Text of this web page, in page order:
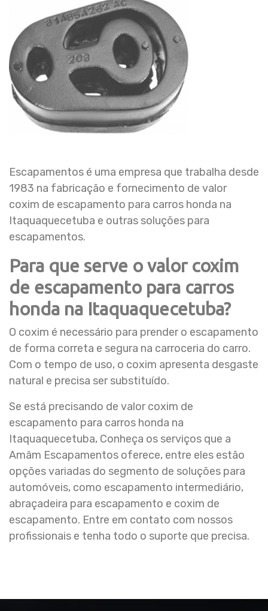
Escapamentos é uma empresa que trabalha desde
1983 na fabricação e fornecimento de valor
coxim de escapamento para carros honda na
Itaquaquecetuba e outras soluções para
escapamentos.
Para que serve o valor coxim
de escapamento para carros
honda na Itaquaquecetuba?
O coxim é necessário para prender o escapamento
de forma correta e segura na carroceria do carro.
Com o tempo de uso, o coxim apresenta desgaste
natural e precisa ser substituído.
Se está precisando de valor coxim de
escapamento para carros honda na
Itaquaquecetuba, Conheça os serviços que a
Amâm Escapamentos oferece, entre eles estão
opções variadas do segmento de soluções para
automóveis, como escapamento intermediário,
abraçadeira para escapamento e coxim de
escapamento. Entre em contato com nossos
profissionais e tenha todo o suporte que precisa.